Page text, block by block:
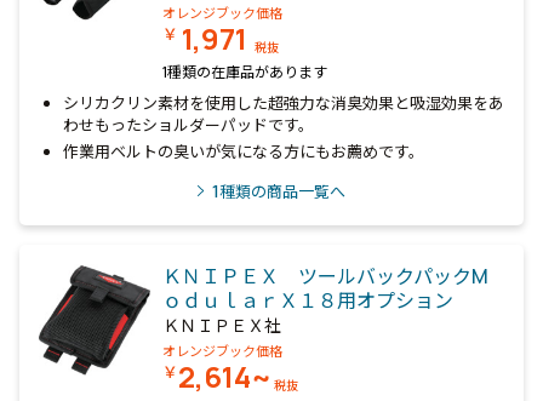
オレンジブック価格
￥ 1,971 税抜
1種類の在庫品があります
シリカクリン素材を使用した超強力な消臭効果と吸湿効果をあ
わせもったショルダーパッドです。
作業用ベルトの臭いが気になる方にもお薦めです。
1種類の商品一覧へ
ＫＮＩＰＥＸ ツールバックパックМ
ｏｄｕｌａｒＸ１８用オプション
ＫＮＩＰＥＸ社
オレンジブック価格
￥2,614~ 税抜